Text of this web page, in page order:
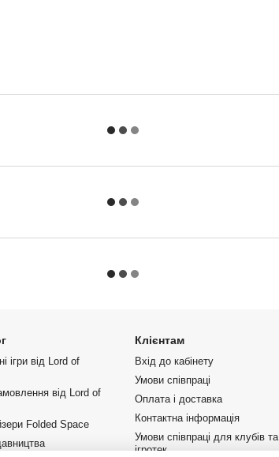
ігри від Lord of
від Lord of
Folded Space
Клієнтам
Вхід до кабінету
Умови співпраці
Оплата і доставка
Контактна інформація
Умови співпраці для клубів та
ігротек